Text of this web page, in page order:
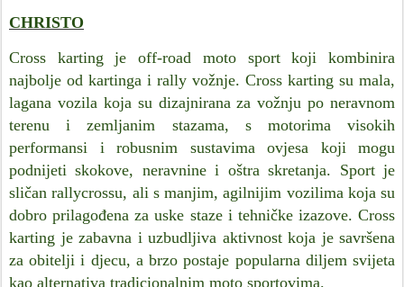
CHRISTO
Cross karting je off-road moto sport koji kombinira
najbolje od kartinga i rally vožnje. Cross karting su mala,
lagana vozila koja su dizajnirana za vožnju po neravnom
terenu i zemljanim stazama, s motorima visokih
performansi i robusnim sustavima ovjesa koji mogu
podnijeti skokove, neravnine i oštra skretanja. Sport je
sličan rallycrossu, ali s manjim, agilnijim vozilima koja su
dobro prilagođena za uske staze i tehničke izazove. Cross
karting je zabavna i uzbudljiva aktivnost koja je savršena
za obitelji i djecu, a brzo postaje popularna diljem svijeta
kao alternativa tradicionalnim moto sportovima.